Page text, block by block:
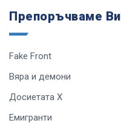
Препоръчваме Ви
Fake Front
Вяра и демони
Досиетата Х
Емигранти